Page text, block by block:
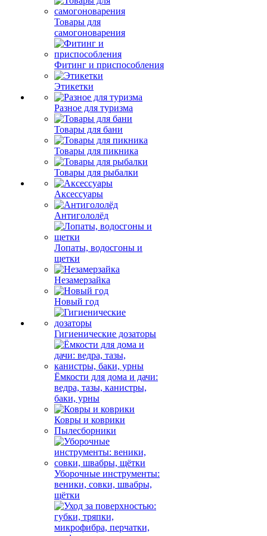
Товары для
самогоноварения
Фитинг и приспособления
Этикетки
Разное для туризма
Товары для бани
Товары для пикника
Товары для рыбалки
Аксессуары
Антигололёд
Лопаты, водосгоны и
щетки
Незамерзайка
Новый год
Гигиенические дозаторы
Ёмкости для дома и дачи:
ведра, тазы, канистры,
баки, урны
Ковры и коврики
Пылесборники
Уборочные инструменты:
веники, совки, швабры,
щётки